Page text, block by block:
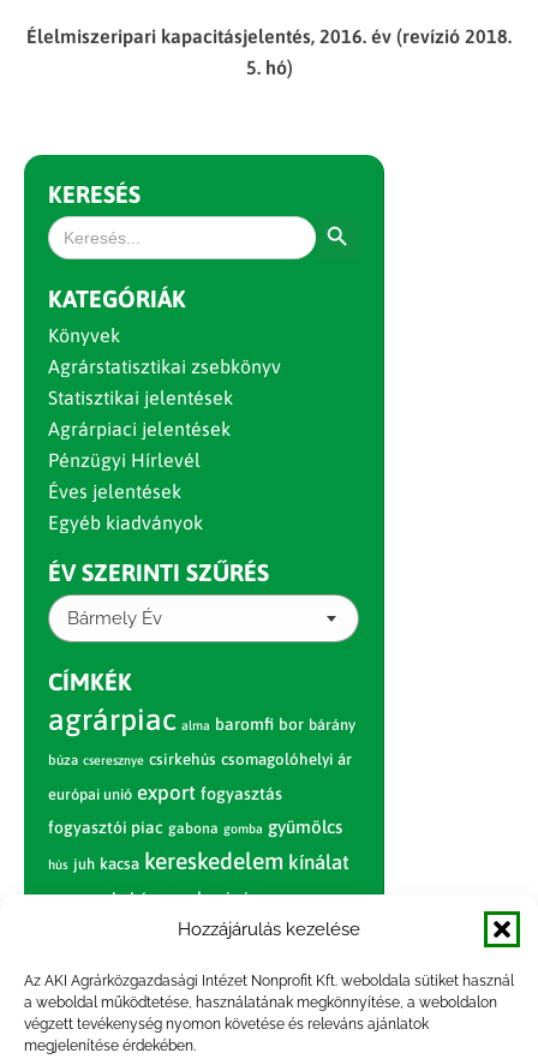
Hozzájárulás kezelése
Az AKI Agrárközgazdasági Intézet Nonprofit Kft. weboldala sütiket használ
a weboldal működtetése, használatának megkönnyítése, a weboldalon
végzett tevékenység nyomon követése és releváns ajánlatok
megjelenítése érdekében.
Élelmiszeripari kapacitásjelentés, 2016. év (revízió 2018.
5. hó)
KERESÉS
Search
for:
KATEGÓRIÁK
Könyvek
Agrárstatisztikai zsebkönyv
Statisztikai jelentések
Agrárpiaci jelentések
Pénzügyi Hírlevél
Éves jelentések
Egyéb kiadványok
ÉV SZERINTI SZŰRÉS
Bármely Év
CÍMKÉK
agrárpiac alma baromfi bor bárány
búza cseresznye csirkehús csomagolóhelyi ár
európai unió export fogyasztás
fogyasztói piac gabona gomba gyümölcs
hús juh kacsa kereskedelem kínálat
körte marhahús nagybani piac narancs
nemzetközi árinformációk
paradicsom piac piaci jelentés
pulyka pulykahús sertés sertéshús
szarvasmarha termelés termelői